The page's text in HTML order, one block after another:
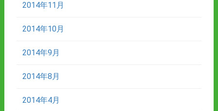
2014年11月
2014年10月
2014年9月
2014年8月
2014年4月